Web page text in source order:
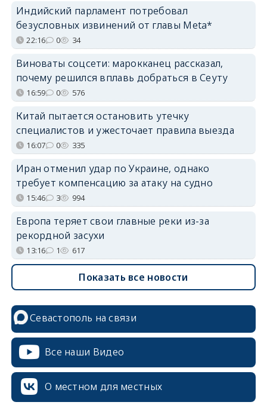
Индийский парламент потребовал
безусловных извинений от главы Meta*
22:16 0 34
Виноваты соцсети: марокканец рассказал,
почему решился вплавь добраться в Сеуту
16:59 0 576
Китай пытается остановить утечку
специалистов и ужесточает правила выезда
16:07 0 335
Иран отменил удар по Украине, однако
требует компенсацию за атаку на судно
15:46 3 994
Европа теряет свои главные реки из-за
рекордной засухи
13:16 1 617
Показать все новости
Севастополь на связи
Все наши Видео
О местном для местных